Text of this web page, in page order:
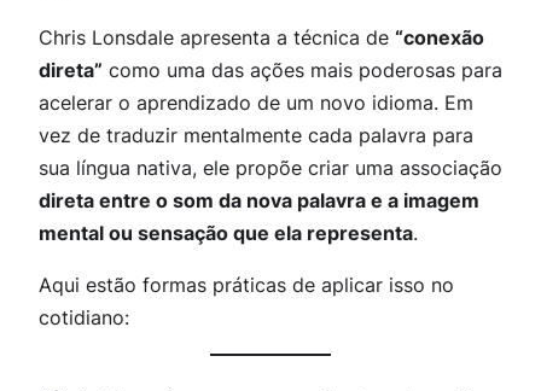
Chris Lonsdale apresenta a técnica de “conexão
direta” como uma das ações mais poderosas para
acelerar o aprendizado de um novo idioma. Em
vez de traduzir mentalmente cada palavra para
sua língua nativa, ele propõe criar uma associação
direta entre o som da nova palavra e a imagem
mental ou sensação que ela representa.
Aqui estão formas práticas de aplicar isso no
cotidiano: